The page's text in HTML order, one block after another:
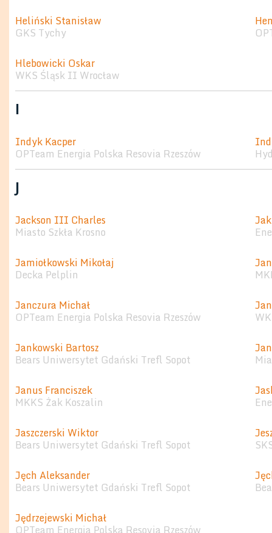
Heliński Stanisław
GKS Tychy
Hlebowicki Oskar
WKS Śląsk II Wrocław
I
Indyk Kacper
OPTeam Energia Polska Resovia Rzeszów
J
Jackson III Charles
Miasto Szkła Krosno
Jamiołkowski Mikołaj
Decka Pelplin
Janczura Michał
OPTeam Energia Polska Resovia Rzeszów
Jankowski Bartosz
Bears Uniwersytet Gdański Trefl Sopot
Janus Franciszek
MKKS Żak Koszalin
Jaszczerski Wiktor
Bears Uniwersytet Gdański Trefl Sopot
Jęch Aleksander
Bears Uniwersytet Gdański Trefl Sopot
Jędrzejewski Michał